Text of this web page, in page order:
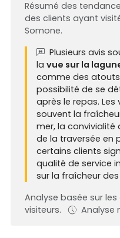
Résumé des
des clients ayant
Somone.
Plusieurs avis
lavue sur la
comme des
possibilité de se
après le repas.
souvent la
mer, la convivialité
de la traversée en
certains clients
qualité de service
sur la fraîcheur
Analyse basée sur
visiteurs.
Analyse